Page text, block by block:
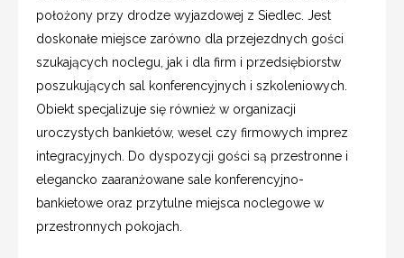
położony przy drodze wyjazdowej z Siedlec. Jest
doskonałe miejsce zarówno dla przejezdnych gości
szukających noclegu, jak i dla firm i przedsiębiorstw
poszukujących sal konferencyjnych i szkoleniowych.
Obiekt specjalizuje się również w organizacji
uroczystych bankietów, wesel czy firmowych imprez
integracyjnych. Do dyspozycji gości są przestronne i
elegancko zaaranżowane sale konferencyjno-
bankietowe oraz przytulne miejsca noclegowe w
przestronnych pokojach.